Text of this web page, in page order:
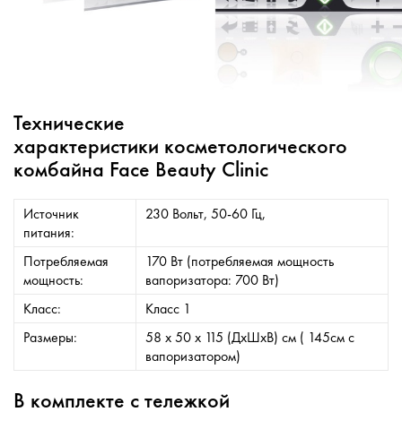
Технические
характеристики косметологического
комбайна Face Beauty Clinic
Источник
питания:
230 Вольт, 50-60 Гц,
Потребляемая
мощность:
170 Вт (потребляемая мощность
вапоризатора: 700 Вт)
Класс:
Класс 1
Размеры:
58 х 50 х 115 (ДхШхВ) см ( 145см с
вапоризатором)
В комплекте с тележкой